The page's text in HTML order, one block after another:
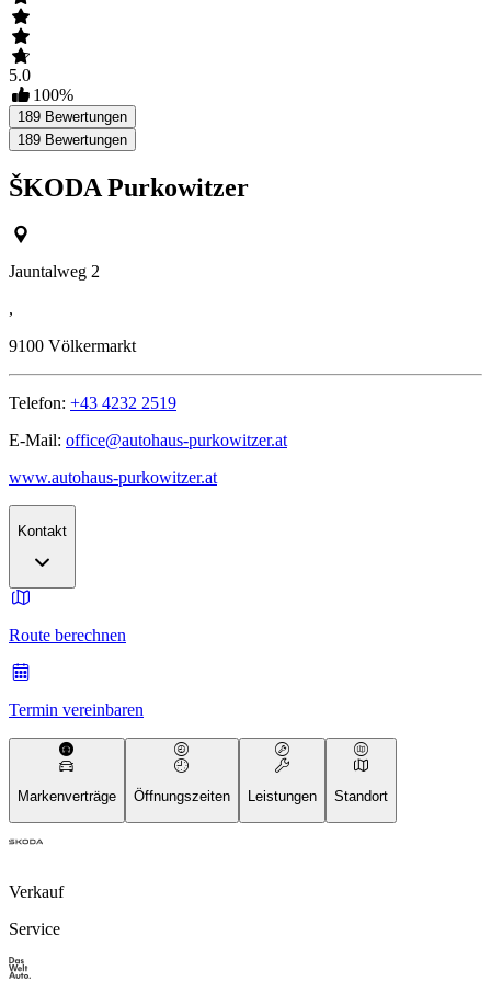
5.0
100%
189 Bewertungen
189 Bewertungen
ŠKODA Purkowitzer
Jauntalweg 2
,
9100 Völkermarkt
Telefon: +43 4232 2519
E-Mail: office@autohaus-purkowitzer.at
www.autohaus-purkowitzer.at
Kontakt
Route berechnen
Termin vereinbaren
Markenverträge Öffnungszeiten Leistungen Standort
Verkauf
Service